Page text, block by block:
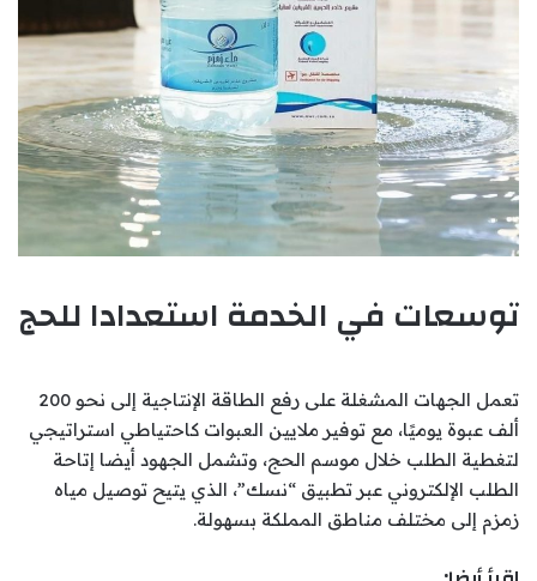
توسعات في الخدمة استعدادا للحج
تعمل الجهات المشغلة على رفع الطاقة الإنتاجية إلى نحو 200
ألف عبوة يوميًا، مع توفير ملايين العبوات كاحتياطي استراتيجي
لتغطية الطلب خلال موسم الحج، وتشمل الجهود أيضا إتاحة
الطلب الإلكتروني عبر تطبيق “نسك”، الذي يتيح توصيل مياه
زمزم إلى مختلف مناطق المملكة بسهولة.